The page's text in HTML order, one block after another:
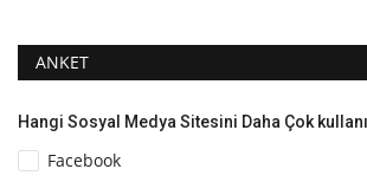
ANKET
Hangi Sosyal Medya Sitesini Daha Çok
Facebook